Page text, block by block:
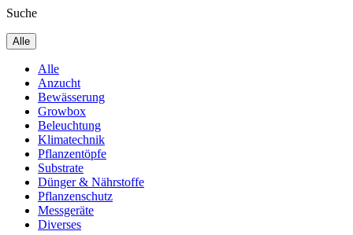
Suche
Alle
Alle
Anzucht
Bewässerung
Growbox
Beleuchtung
Klimatechnik
Pflanzentöpfe
Substrate
Dünger & Nährstoffe
Pflanzenschutz
Messgeräte
Diverses